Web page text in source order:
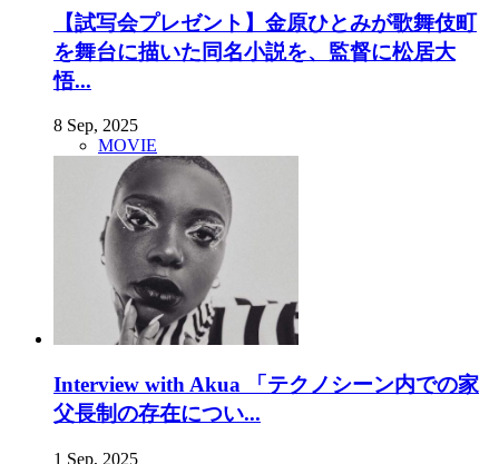
【試写会プレゼント】金原ひとみが歌舞伎町
を舞台に描いた同名小説を、監督に松居大
悟...
8 Sep, 2025
MOVIE
Interview with Akua 「テクノシーン内での家
父長制の存在につい...
1 Sep, 2025